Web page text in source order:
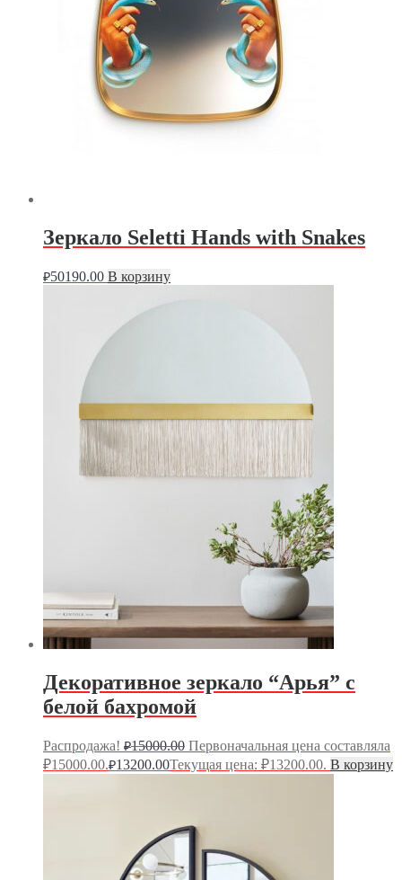
Зеркало Seletti Hands with Snakes
₽50190.00 В корзину
Декоративное зеркало “Арья” с
белой бахромой
Распродажа! ₽15000.00 Первоначальная цена составляла
₽15000.00.₽13200.00Текущая цена: ₽13200.00. В корзину